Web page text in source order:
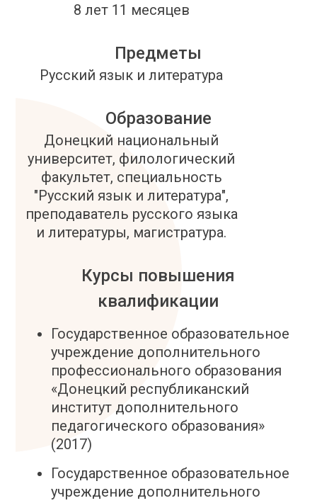
8 лет 11 месяцев
Предметы
Русский язык и литература
Образование
Донецкий национальный
университет, филологический
факультет, специальность
"Русский язык и литература",
преподаватель русского языка
и литературы, магистратура.
Курсы повышения
квалификации
Государственное образовательное
учреждение дополнительного
профессионального образования
«Донецкий республиканский
институт дополнительного
педагогического образования»
(2017)
Государственное образовательное
учреждение дополнительного